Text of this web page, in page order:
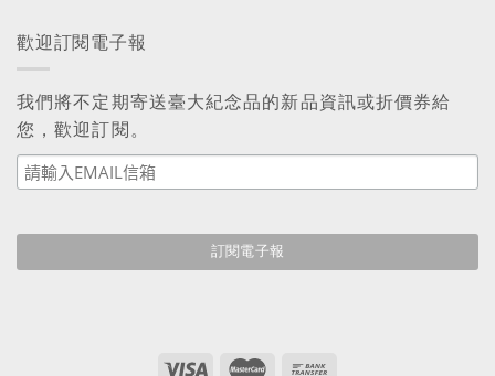
歡迎訂閱電子報
我們將不定期寄送臺大紀念品的新品資訊或折價券給
您，歡迎訂閱。